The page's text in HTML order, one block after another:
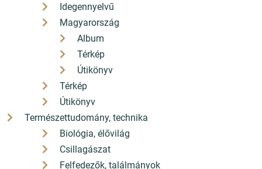
Idegennyelvű
Magyarország
Album
Térkép
Útikönyv
Térkép
Útikönyv
Természettudomány, technika
Biológia, élővilág
Csillagászat
Felfedezők, találmányok